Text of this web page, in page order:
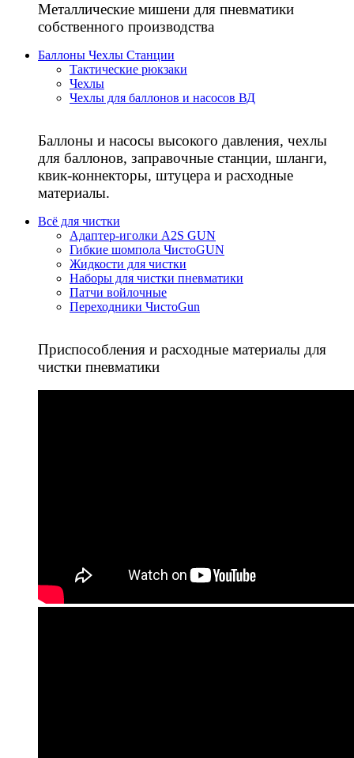
Металлические мишени для пневматики
собственного производства
Баллоны Чехлы Станции
Тактические рюкзаки
Чехлы
Чехлы для баллонов и насосов ВД
Баллоны и насосы высокого давления, чехлы
для баллонов, заправочные станции, шланги,
квик-коннекторы, штуцера и расходные
материалы.
Всё для чистки
Адаптер-иголки A2S GUN
Гибкие шомпола ЧистоGUN
Жидкости для чистки
Наборы для чистки пневматики
Патчи войлочные
Переходники ЧистоGun
Приспособления и расходные материалы для
чистки пневматики